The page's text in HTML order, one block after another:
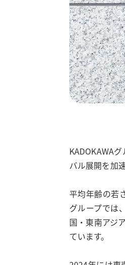
KADOKAWA
バル展開を加
平均年齢の若
グループでは
国・東南アジ
ています。